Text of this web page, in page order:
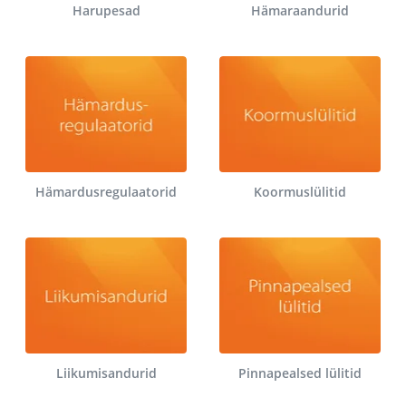
Harupesad Hämaraandurid
Hämardusregulaatorid Koormuslülitid
Liikumisandurid Pinnapealsed lülitid